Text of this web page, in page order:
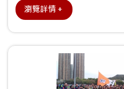
瀏覽詳情＋